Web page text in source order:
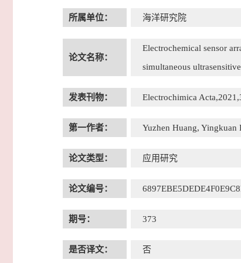
所属单位： 海洋研究院
论文名称：
Electrochemical sensor
simultaneous
发表刊物： Electrochimica
第一作者： Yuzhen Huang, Yingkuan
论文类型： 应用研究
论文编号：
期号： 373
是否译文： 否